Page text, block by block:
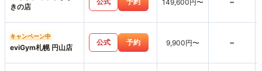
きの店
149,600円〜
キャンペーン中
eviGym札幌 円山店
公式 予約 9,900円〜 -